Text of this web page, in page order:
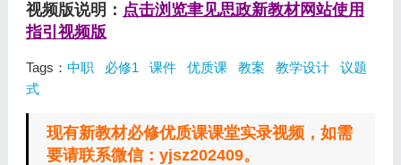
视频版说明： 点击浏览聿见思政新教材网站使用
指引视频版
Tags： 中职 必修1 课件 优质课 教案 教学设计
议题
式
现有新教材必修优质课课堂实录视频，如需
要请联系微信：yjsz202409。